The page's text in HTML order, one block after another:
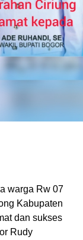
warga Rw 07
Kabupaten
dan sukses
Rudy